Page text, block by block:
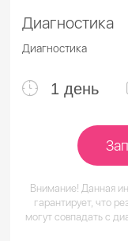
Диагностика
Диагностика
1 день
Внимание! Данная
гарантирует, что
могут совпадать с